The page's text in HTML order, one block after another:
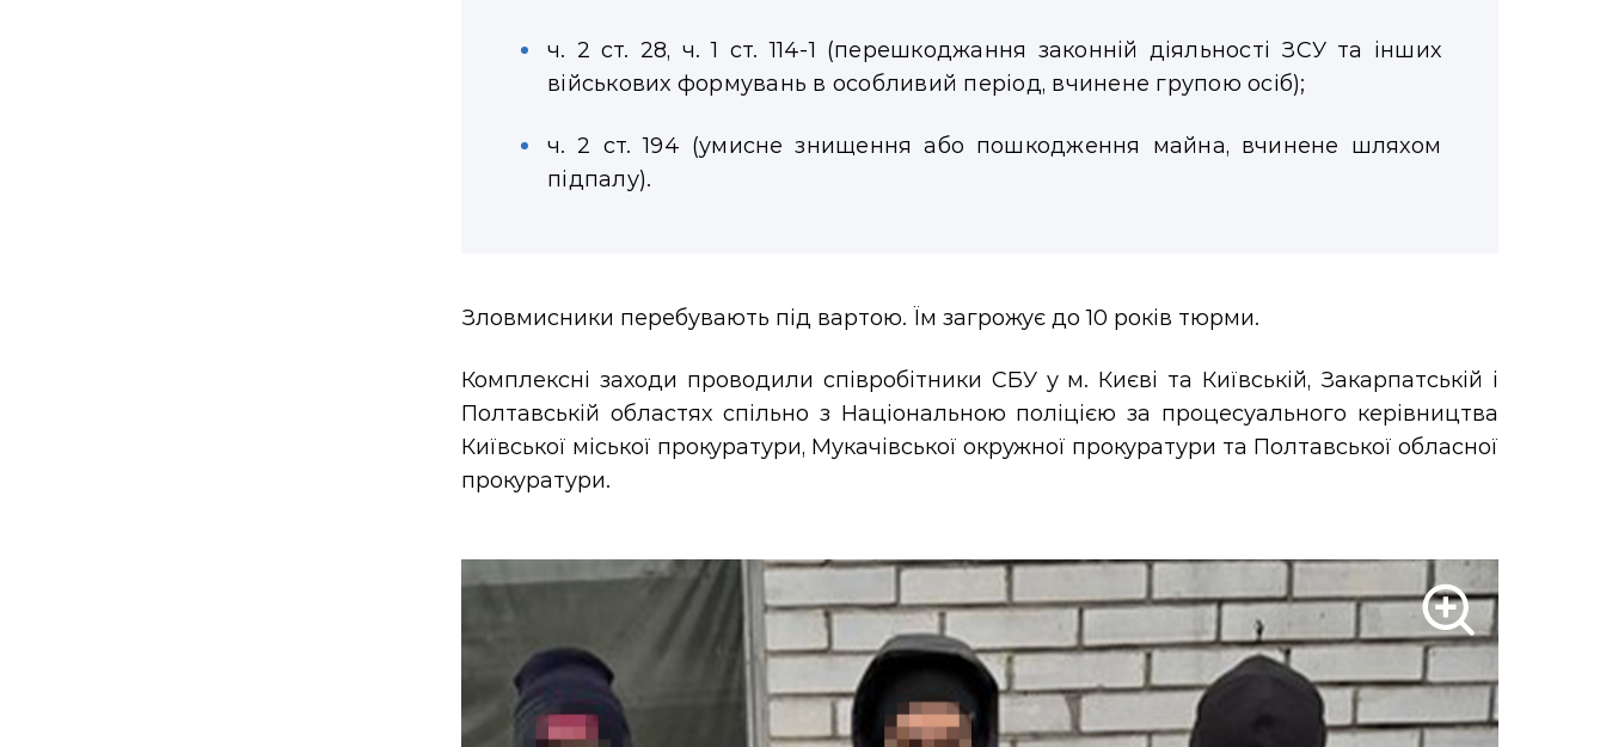
ч. 2 ст. 28, ч. 1 ст. 114-1 (перешкоджання законній діяльності ЗСУ та інших
військових формувань в особливий період, вчинене групою осіб);
ч. 2 ст. 194 (умисне знищення або пошкодження майна, вчинене шляхом
підпалу).
Зловмисники перебувають під вартою. Їм загрожує до 10 років тюрми.
Комплексні заходи проводили співробітники СБУ у м. Києві та Київській, Закарпатській і
Полтавській областях спільно з Національною поліцією за процесуального керівництва
Київської міської прокуратури, Мукачівської окружної прокуратури та Полтавської обласної
прокуратури.